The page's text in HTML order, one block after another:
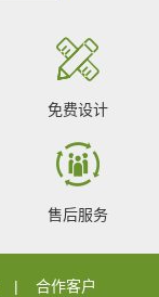
免费设计
售后服务
合作客户